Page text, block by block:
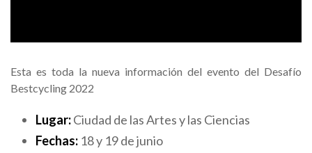
Esta es toda la nueva información del evento del Desafío
Bestcycling 2022
Lugar:Ciudad de las Artes y las Ciencias
Fechas: 18 y 19 de junio